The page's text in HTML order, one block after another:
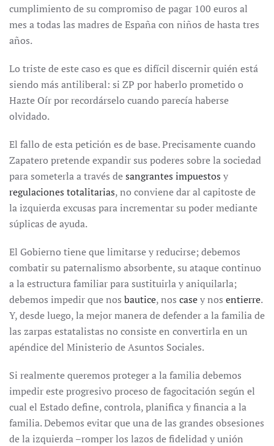
cumplimiento de su compromiso de pagar 100 euros al
mes a todas las madres de España con niños de hasta tres
años.
Lo triste de este caso es que es difícil discernir quién está
siendo más antiliberal: si ZP por haberlo prometido o
Hazte Oír por recordárselo cuando parecía haberse
olvidado.
El fallo de esta petición es de base. Precisamente cuando
Zapatero pretende expandir sus poderes sobre la sociedad
para someterla a través desangrantes impuestos y
regulaciones totalitarias, no conviene dar al capitoste de
la izquierda excusas para incrementar su poder mediante
súplicas de ayuda.
El Gobierno tiene que limitarse y reducirse; debemos
combatir su paternalismo absorbente, su ataque continuo
a la estructura familiar para sustituirla y aniquilarla;
debemos impedir que nos bautice, nos casey nos entierre.
Y, desde luego, la mejor manera de defender a la familia de
las zarpas estatalistas no consiste en convertirla en un
apéndice del Ministerio de Asuntos Sociales.
Si realmente queremos proteger a la familia debemos
impedir este progresivo proceso de fagocitación según el
cual el Estado define, controla, planifica y financia a la
familia. Debemos evitar que una de las grandes obsesiones
de la izquierda –romper los lazos de fidelidad y unión